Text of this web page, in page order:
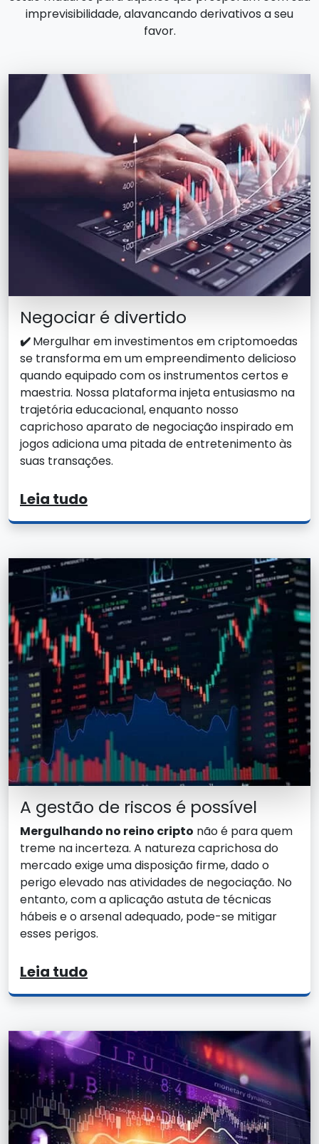
imprevisibilidade, alavancando derivativos a seu
favor.
Negociar é divertido
✔️Mergulhar em investimentos em criptomoedas
se transforma em um empreendimento delicioso
quando equipado com os instrumentos certos e
maestria. Nossa plataforma injeta entusiasmo na
trajetória educacional, enquanto nosso
caprichoso aparato de negociação inspirado em
jogos adiciona uma pitada de entretenimento às
suas transações.
Leia tudo
A gestão de riscos é possível
Mergulhando no reino cripto não é para quem
treme na incerteza. A natureza caprichosa do
mercado exige uma disposição firme, dado o
perigo elevado nas atividades de negociação. No
entanto, com a aplicação astuta de técnicas
hábeis e o arsenal adequado, pode-se mitigar
esses perigos.
Leia tudo